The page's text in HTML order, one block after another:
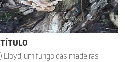
TÍTULO
Lloyd, um fungo das madeiras